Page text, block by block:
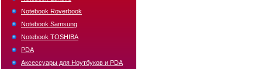
Notebook Roverbook
Notebook Samsung
Notebook TOSHIBA
PDA
Аксессуары для Ноутбуков и PDA